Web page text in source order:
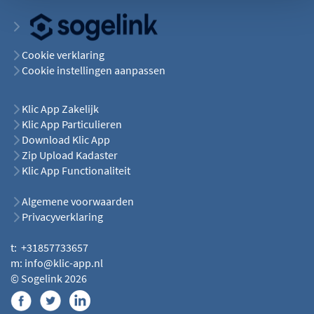
Cookie verklaring
Cookie instellingen aanpassen
Klic App Zakelijk
Klic App Particulieren
Download Klic App
Zip Upload Kadaster
Klic App Functionaliteit
Algemene voorwaarden
Privacyverklaring
t: +31857733657
m: info@klic-app.nl
© Sogelink 2026